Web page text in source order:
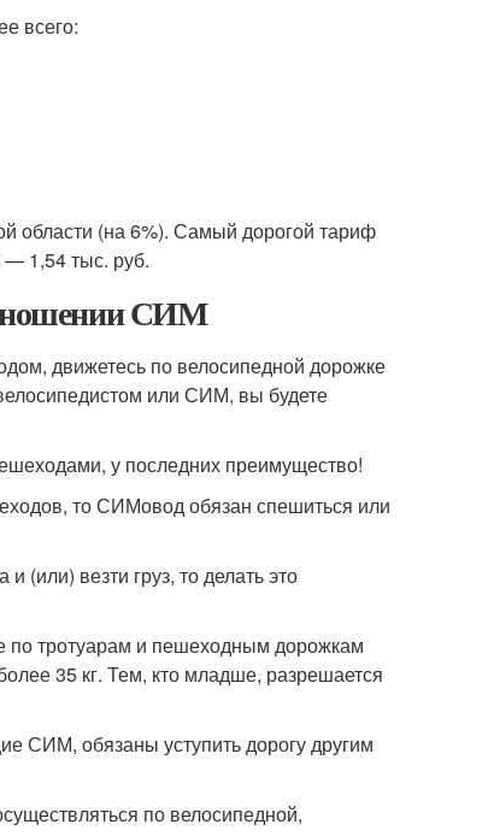
всего:
области (на 6%). Самый дорогой тариф
— 1,54 тыс. руб.
СИМ
движетесь по велосипедной дорожке
или СИМ, вы будете
у последних преимущество!
то СИМовод обязан спешиться или
(или) везти груз, то делать это
по тротуарам и пешеходным дорожкам
35 кг. Тем, кто младше, разрешается
СИМ, обязаны уступить дорогу другим
по велосипедной,